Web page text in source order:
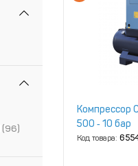
(96)
Компрессор
500 ‑ 10 бар
Код товара: